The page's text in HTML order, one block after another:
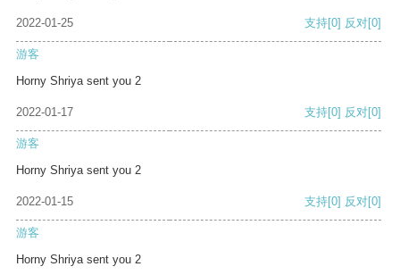
2022-01-25 支持[0] 反对[0]
游客
Horny Shriya sent you 2
2022-01-17 支持[0] 反对[0]
游客
Horny Shriya sent you 2
2022-01-15 支持[0] 反对[0]
游客
Horny Shriya sent you 2